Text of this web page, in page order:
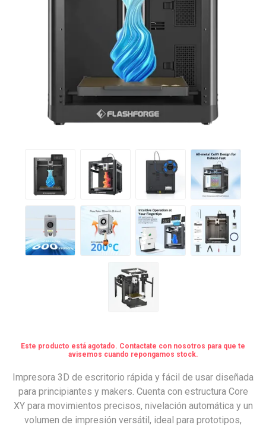
Este producto está agotado. Contactate con nosotros para que te
avisemos cuando repongamos stock.
Impresora 3D de escritorio rápida y fácil de usar diseñada
para principiantes y makers. Cuenta con estructura Core
XY para movimientos precisos, nivelación automática y un
volumen de impresión versátil, ideal para prototipos,